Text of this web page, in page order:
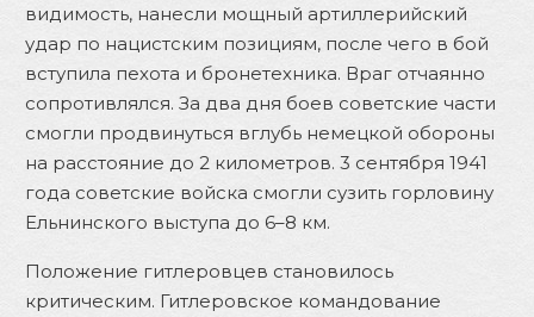
видимость, нанесли мощный артиллерийский
удар по нацистским позициям, после чего в бой
вступила пехота и бронетехника. Враг отчаянно
сопротивлялся. За два дня боев советские части
смогли продвинуться вглубь немецкой обороны
на расстояние до 2 километров. 3 сентября 1941
года советские войска смогли сузить горловину
Ельнинского выступа до 6–8 км.
Положение гитлеровцев становилось
критическим. Гитлеровское командование